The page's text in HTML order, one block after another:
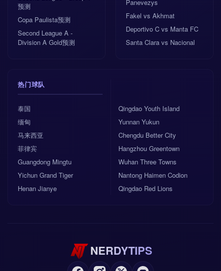
预测
Copa Paulista预测
Second League A -
Division A Gold预测
Panevezys
Fakel vs Akhmat
Deportivo C vs Manta FC
Santa Clara vs Nacional
热门球队
泰国
缅甸
马来西亚
菲律宾
Guangdong Mingtu
Yichun Grand Tiger
Henan Jianye
Qingdao Youth Island
Yunnan Yukun
Chengdu Better City
Hangzhou Greentown
Wuhan Three Towns
Nantong Haimen Codion
Qingdao Red Lions
NERDYTIPS